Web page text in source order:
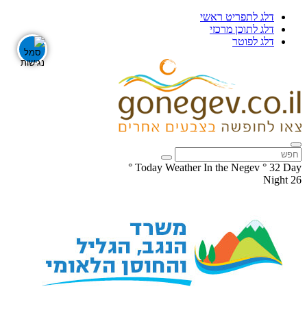
דלג לתפריט ראשי
דלג לתוכן מרכזי
דלג לפוטר
Today Weather In the Negev ° 32 Day
°
26
Night
Facebook
Instagram